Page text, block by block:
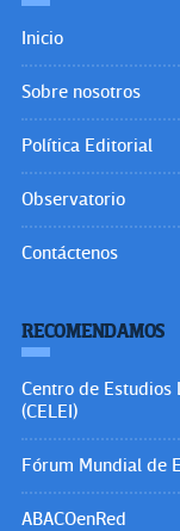
Inicio
Sobre nosotros
Política Editorial
Observatorio
Contáctenos
RECOMENDAMOS
Centro de Estudios
(CELEI)
Fórum Mundial de
ABACOenRed